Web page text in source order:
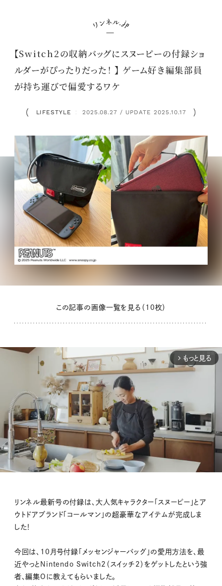
【Switch2の収納バッグにスヌーピーの付録ショ
ルダーがぴったりだった！ 】 ゲーム好き編集部員
が持ち運びで偏愛するワケ
LIFESTYLE ： 2025.08.27 / UPDATE 2025.10.17
この記事の画像一覧を見る（10枚）
arrow_forward_ios もっと見る
t
リンネル最新号の付録は、大人気キャラクター「スヌーピー」とア
ウトドアブランド「コールマン」の超豪華なアイテムが完成しま
した！
今回は、10月号付録「メッセンジャーバッグ」の愛用方法を、最
近やっとNintendo Switch2（スイッチ2）をゲットしたという強
者、編集Oに教えてもらいました。